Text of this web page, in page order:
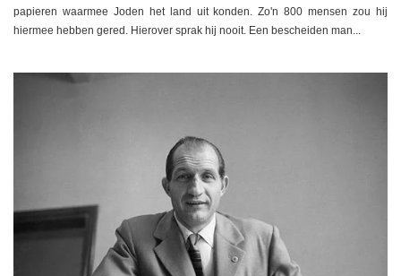
papieren waarmee Joden het land uit konden. Zo'n 800 mensen zou hij
hiermee hebben gered. Hierover sprak hij nooit. Een bescheiden man...